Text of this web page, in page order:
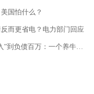
国怕什么？
而更省电？电力部门回应
养牛项目崩盘后，谁该为农户的贷款买单丨红星调查